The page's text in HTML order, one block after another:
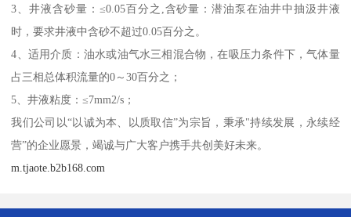
3、井液含砂量：≤0.05百分之,含砂量：潜油泵在油井中抽汲井液
时，要求井液中含砂不超过0.05百分之。
4、适用介质：油水或油气水三相混合物，在吸压力条件下，气体量
占三相总体积流量的0～30百分之；
5、井液粘度：≤7mm2/s；
我们公司以“以诚为本、以质取信”为宗旨，秉承"持续发展，永续经
营”的企业愿景，竭诚与广大客户携手共创美好未来。
m.tjaote.b2b168.com